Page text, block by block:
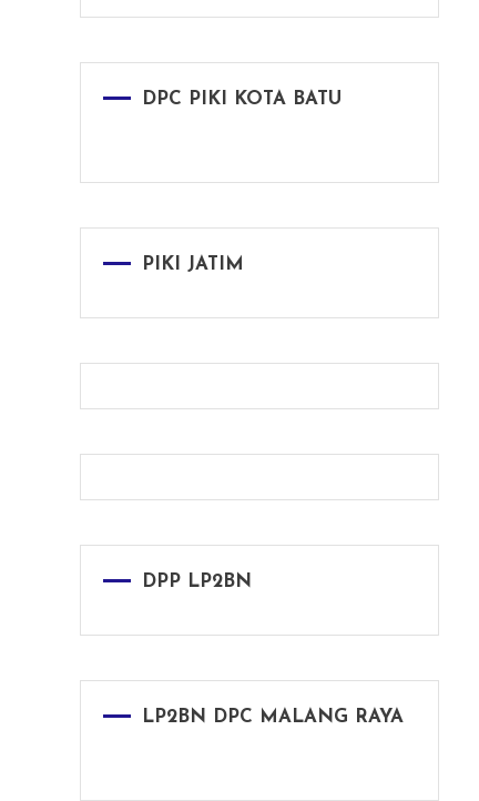
DPC PIKI KOTA BATU
PIKI JATIM
DPP LP2BN
LP2BN DPC MALANG RAYA